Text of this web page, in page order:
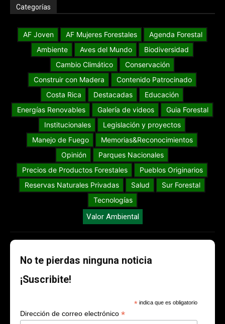
Categorías
AF Joven AF Mujeres Forestales
Agenda Forestal
Ambiente
Aves del Mundo
Biodiversidad
Cambio Climático
Conservación
Construir con Madera
Contenido Patrocinado
Costa Rica
Destacadas
Educación
Energías Renovables
Galería de videos
Guia Forestal
Institucionales
Legislación y proyectos
Manejo de Fuego
Memorias&Reconocimientos
Opinión
Parques Nacionales
Precios de Productos Forestales
Pueblos Originarios
Reservas Naturales Privadas
Salud
Sur Forestal
Tecnologías
Valor Ambiental
No te pierdas ninguna noticia
¡Suscribite!
* indica que es obligatorio
Dirección de correo electrónico *